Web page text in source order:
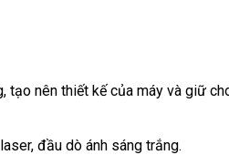
tạo nên thiết kế của máy và giữ
đầu dò ánh sáng trắng.